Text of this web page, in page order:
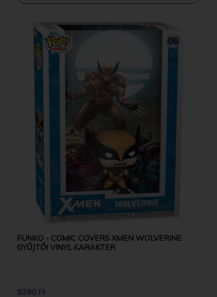
FUNKO - COMIC COVERS XMEN WOLVERINE
GYŰJTŐI VINYL KARAKTER
9290 Ft